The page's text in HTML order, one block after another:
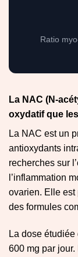
Ratio
La NAC (N-
oxydatif que
La NAC est un
antioxydants
recherches sur
l’inflammation
ovarien. Elle est
des formules
La dose
600 mg par